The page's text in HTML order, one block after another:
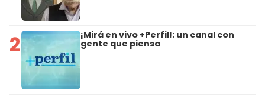
2 ¡Mirá en vivo +Perfil!: un canal con
gente que piensa